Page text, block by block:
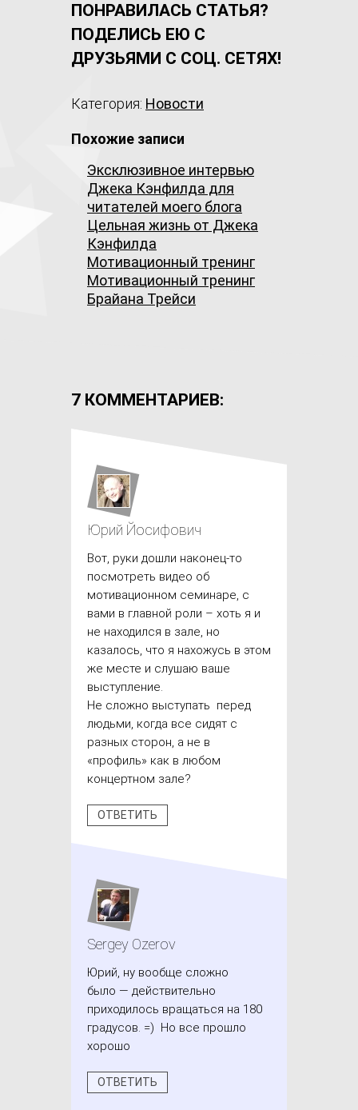
ПОНРАВИЛАСЬ СТАТЬЯ?
ПОДЕЛИСЬ ЕЮ С
ДРУЗЬЯМИ С СОЦ. СЕТЯХ!
Категория: Новости
Похожие записи
Эксклюзивное интервью
Джека Кэнфилда для
читателей моего блога
Цельная жизнь от Джека
Кэнфилда
Мотивационный тренинг
Мотивационный тренинг
Брайана Трейси
7 КОММЕНТАРИЕВ:
Юрий Йосифович
Вот, руки дошли наконец-то
посмотреть видео об
мотивационном семинаре, с
вами в главной роли – хоть я и
не находился в зале, но
казалось, что я нахожусь в этом
же месте и слушаю ваше
выступление.
Не сложно выступать перед
людьми, когда все сидят с
разных сторон, а не в
«профиль» как в любом
концертном зале?
ОТВЕТИТЬ
Sergey Ozerov
Юрий, ну вообще сложно
было — действительно
приходилось вращаться на 180
градусов. =) Но все прошло
хорошо
ОТВЕТИТЬ